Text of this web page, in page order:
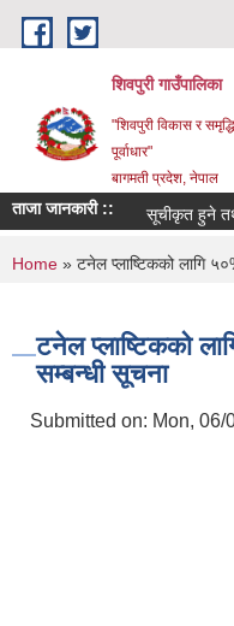
Skip to main content
शिवपुरी गाउँपालिका
"शिवपुरी विकास र
पूर्वाधार"
बागमती प्रदेश, नेपाल
ताजा जानकारी :: सूचीकृत हुने तथा
You are here
Home » टनेल प्लाष्टिकको लागि
टनेल प्लाष्टिकको
सम्बन्धी सूचना
Submitted on: Mon, 06/